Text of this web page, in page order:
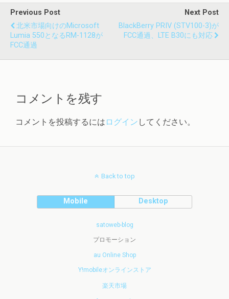
Previous Post
北米市場向けのMicrosoft
Lumia 550となるRM-1128が
FCC通過
Next Post
BlackBerry PRIV (STV100-3)が
FCC通過、LTE B30にも対応
コメントを残す
コメントを投稿するには ログイン してください。
Back to top
Mobile Desktop
satoweb-blog
プロモーション
au Online Shop
Y!mobileオンラインストア
楽天市場